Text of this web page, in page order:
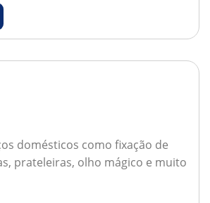
domésticos como fixação de
prateleiras, olho mágico e muito